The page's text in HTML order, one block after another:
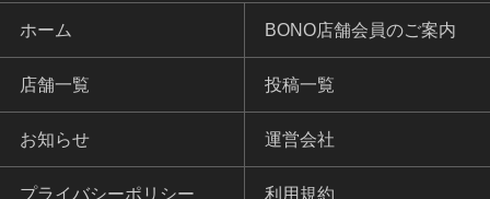
ホーム BONO店舗会員のご案内
店舗一覧 投稿一覧
お知らせ 運営会社
プライバシーポリシー 利用規約